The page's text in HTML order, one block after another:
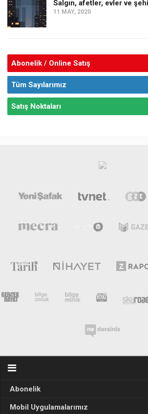
Salgın, afetler, evler ve
11 MAY, 2020
Abonelik / Online Satış
Tüm Sayılarımız
Satış Noktaları
Abonelik
Mobil Uygulamalarımız